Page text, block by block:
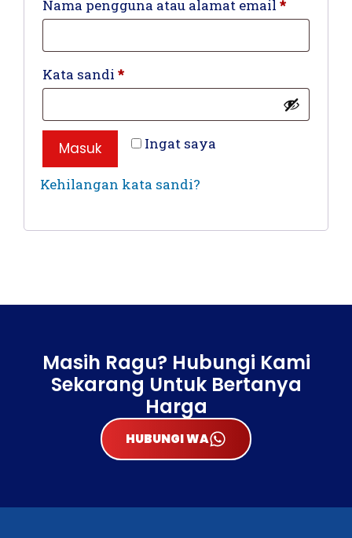
Nama pengguna atau alamat email *Wajib
Kata sandi *Wajib
Ingat saya
Masuk
Kehilangan kata sandi?
Masih Ragu? Hubungi Kami
Sekarang Untuk Bertanya
Harga
HUBUNGI WA